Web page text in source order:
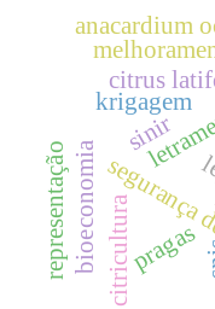
citrus
citricultura
anacardium
pragas
krigagem
bioeconomia
sinir
representação